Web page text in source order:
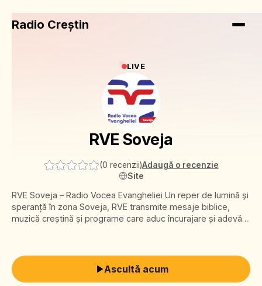
Radio Creștin
LIVE
RVE Soveja
(0 recenzii)Adaugă o recenzie
Site
RVE Soveja – Radio Vocea Evangheliei Un reper de lumină și
speranță în zona Soveja, RVE transmite mesaje biblice,
muzică creștină și programe care aduc încurajare și adevăr.
Ascultă acum